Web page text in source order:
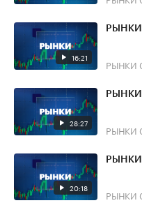
16:21 РЫНКИ
28:27 РЫНКИ
20:18 РЫНКИ